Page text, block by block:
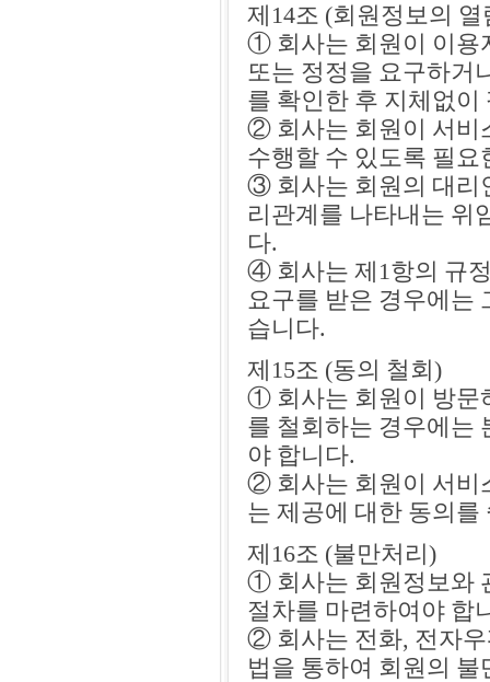
제14조 (회원정보의
① 회사는 회원이 이용
또는 정정을 요구하거
를 확인한 후 지체없
② 회사는 회원이 서비
수행할 수 있도록 필
③ 회사는 회원의 대리
리관계를 나타내는 위
다.
④ 회사는 제1항의 규
요구를 받은 경우에는
습니다.
제15조 (동의 철회)
① 회사는 회원이 방문
를 철회하는 경우에는
야 합니다.
② 회사는 회원이 서비
는 제공에 대한 동의
제16조 (불만처리)
① 회사는 회원정보와
절차를 마련하여야 합
② 회사는 전화, 전자우
법을 통하여 회원의